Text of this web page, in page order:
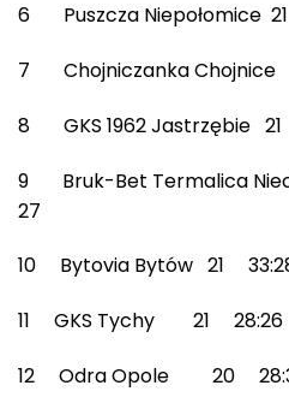
6 Puszcza
7 Chojniczanka
8 GKS 1962 Jastrzębie
9 Bruk-Bet Termalica
27
10 Bytovia Bytów 21
11 GKS Tychy 21
12 Odra Opole 20